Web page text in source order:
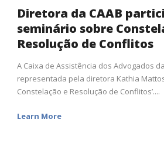
Diretora da CAAB
seminário sobre
Resolução de Conflitos
A Caixa de Assistência dos Advogados
representada pela diretora Kathia
Constelação e Resolução de Conflitos’....
Learn More